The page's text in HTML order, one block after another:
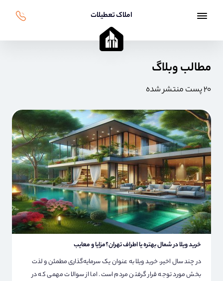
املاک تعطیلات
مطالب وبلاگ
۲۰ پست منتشر شده
خرید ویلا در شمال بهتره یا اطراف تهران؟مزایا و معایب
در چند سال اخیر، خرید ویلا به عنوان یک سرمایه‌گذاری مطمئن و لذت
بخش مورد توجه قرار گرفتن مردم است. اما از سوالات مهمی که در